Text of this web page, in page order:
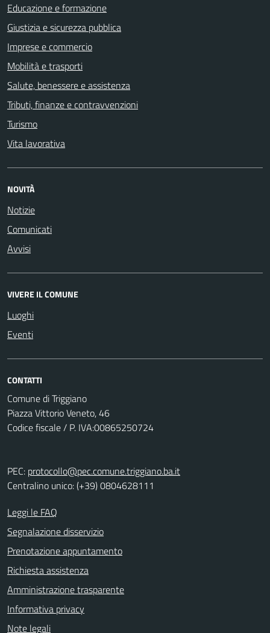
Educazione e formazione
Giustizia e sicurezza pubblica
Imprese e commercio
Mobilità e trasporti
Salute, benessere e assistenza
Tributi, finanze e contravvenzioni
Turismo
Vita lavorativa
NOVITÀ
Notizie
Comunicati
Avvisi
VIVERE IL COMUNE
Luoghi
Eventi
CONTATTI
Comune di Triggiano
Piazza Vittorio Veneto, 46
Codice fiscale / P. IVA:00865250724
PEC: protocollo@pec.comune.triggiano.ba.it
Centralino unico: (+39) 0804628111
Leggi le FAQ
Segnalazione disservizio
Prenotazione appuntamento
Richiesta assistenza
Amministrazione trasparente
Informativa privacy
Note legali